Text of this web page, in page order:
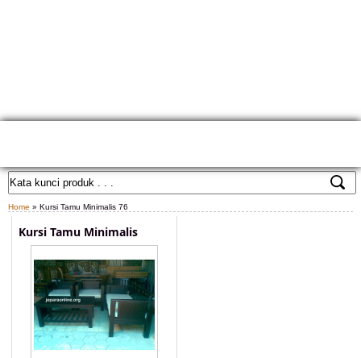
Home » Kursi Tamu Minimalis 76
Kursi Tamu Minimalis